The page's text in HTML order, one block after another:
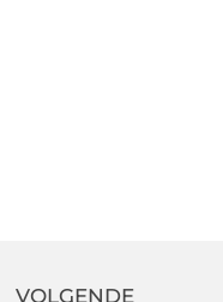
VOLGENDE